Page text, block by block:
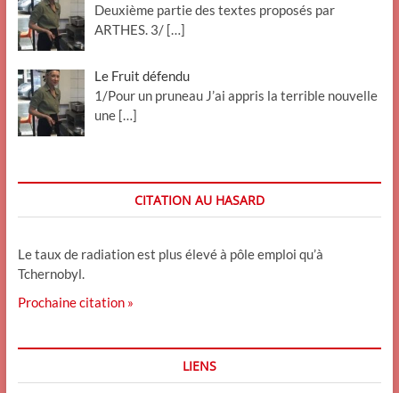
Deuxième partie des textes proposés par
ARTHES. 3/ […]
Le Fruit défendu
1/Pour un pruneau J’ai appris la terrible nouvelle
une […]
CITATION AU HASARD
Le taux de radiation est plus élevé à pôle emploi qu’à
Tchernobyl.
Prochaine citation »
LIENS